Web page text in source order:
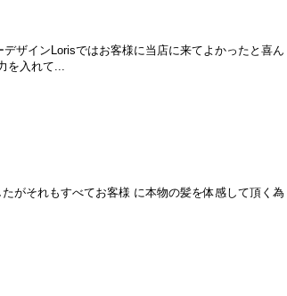
ザインLorisではお客様に当店に来てよかったと喜ん
を入れて...
がそれもすべてお客様 に本物の髪を体感して頂く為